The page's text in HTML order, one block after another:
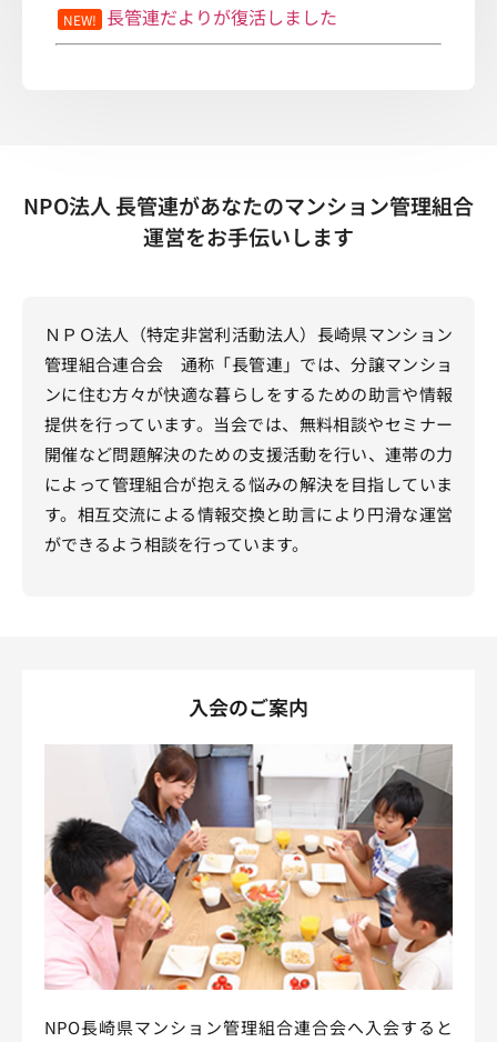
NEW! 長管連だよりが復活しました
NPO法人 長管連があなたのマンション管理組合
運営をお手伝いします
ＮＰＯ法人（特定非営利活動法人）長崎県マンション
管理組合連合会 通称「長管連」では、分譲マンショ
ンに住む方々が快適な暮らしをするための助言や情報
提供を行っています。当会では、無料相談やセミナー
開催など問題解決のための支援活動を行い、連帯の力
によって管理組合が抱える悩みの解決を目指していま
す。相互交流による情報交換と助言により円滑な運営
ができるよう相談を行っています。
入会のご案内
NPO長崎県マンション管理組合連合会へ入会すると